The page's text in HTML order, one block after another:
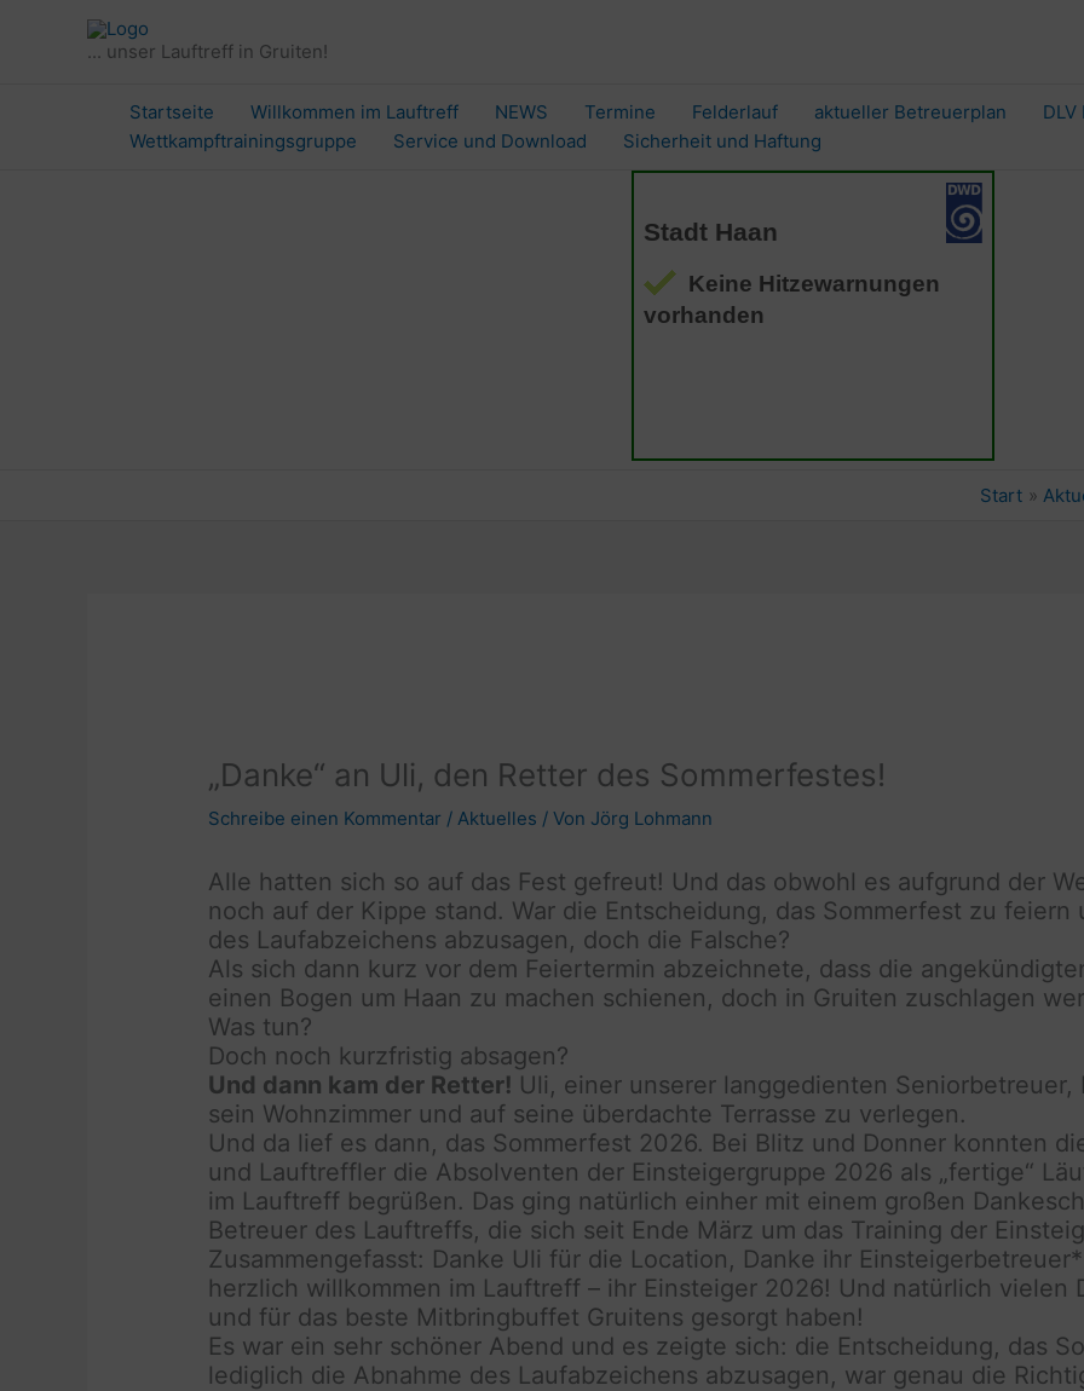
... unser Lauftreff in Gruiten!
Startseite Willkommen im Lauftreff NEWS Termine Felderlauf aktueller Betreuerplan
Wettkampftrainingsgruppe
Service und Download Sicherheit und Haftung
Start
„Danke“ an Uli, den Retter des Sommerfestes!
Schreibe einen Kommentar /Aktuelles / Von Jörg Lohmann
Alle hatten sich so auf das Fest gefreut! Und das obwohl es aufgrund der
noch auf der Kippe stand. War die Entscheidung, das Sommerfest zu
des Laufabzeichens abzusagen, doch die Falsche?
Als sich dann kurz vor dem Feiertermin abzeichnete, dass die
einen Bogen um Haan zu machen schienen, doch in Gruiten zuschlagen
Was tun?
Doch noch kurzfristig absagen?
Und dann kam der Retter! Uli, einer unserer langgedienten
sein Wohnzimmer und auf seine überdachte Terrasse zu verlegen.
Und da lief es dann, das Sommerfest 2026. Bei Blitz und Donner konnten
und Lauftreffler die Absolventen der Einsteigergruppe 2026 als „fertige“
im Lauftreff begrüßen. Das ging natürlich einher mit einem großen
Betreuer des Lauftreffs, die sich seit Ende März um das Training der
Zusammengefasst: Danke Uli für die Location, Danke ihr
herzlich willkommen im Lauftreff – ihr Einsteiger 2026! Und natürlich vielen
und für das beste Mitbringbuffet Gruitens gesorgt haben!
Es war ein sehr schöner Abend und es zeigte sich: die Entscheidung, das
lediglich die Abnahme des Laufabzeichens abzusagen, war genau die